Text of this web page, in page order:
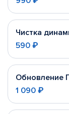
Чистка
590 ₽
Обновление
1 090 ₽